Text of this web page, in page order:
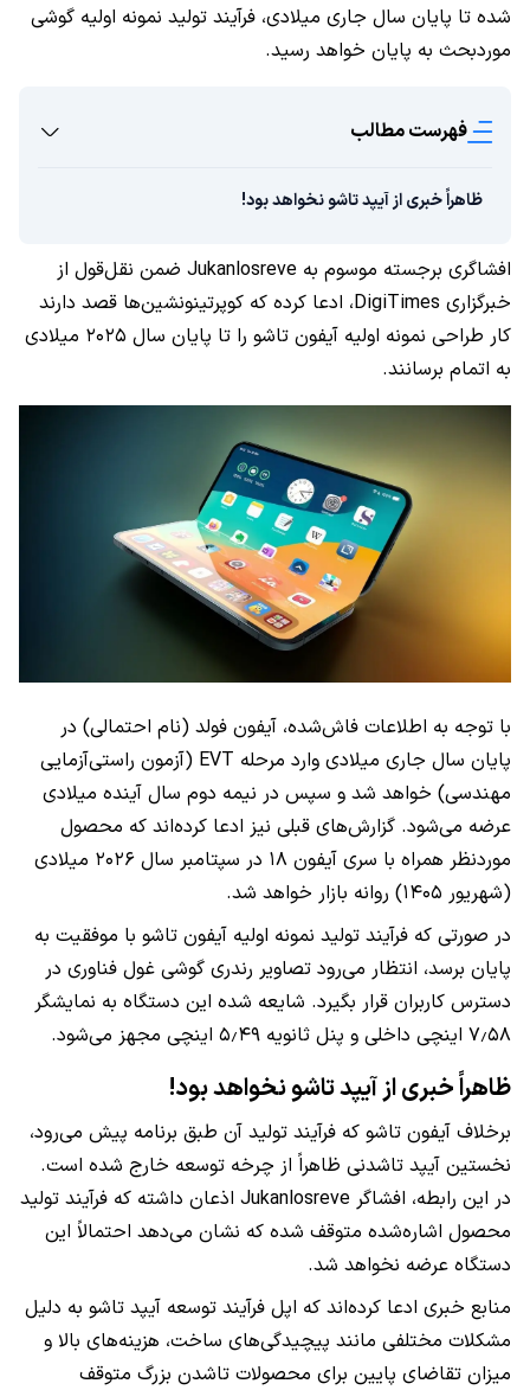
شده تا پایان سال جاری میلادی، فرآیند تولید نمونه اولیه گوشی
موردبحث به پایان خواهد رسید.
فهرست مطالب
ظاهراً خبری از آیپد تاشو نخواهد بود!
افشاگری برجسته موسوم به Jukanlosreve ضمن نقل‌قول از
خبرگزاری DigiTimes، ادعا کرده که کوپرتینونشین‌ها قصد دارند
کار طراحی نمونه اولیه آیفون تاشو را تا پایان سال ۲۰۲۵ میلادی
به اتمام برسانند.
با توجه به اطلاعات فاش‌شده، آیفون فولد (نام احتمالی) در
پایان سال جاری میلادی وارد مرحله EVT (آزمون راستی‌آزمایی
مهندسی) خواهد شد و سپس در نیمه دوم سال آینده میلادی
عرضه می‌شود. گزارش‌های قبلی نیز ادعا کرده‌اند که محصول
موردنظر همراه با سری آیفون ۱۸ در سپتامبر سال ۲۰۲۶ میلادی
(شهریور ۱۴۰۵) روانه بازار خواهد شد.
در صورتی که فرآیند تولید نمونه اولیه آیفون تاشو با موفقیت به
پایان برسد، انتظار می‌رود تصاویر رندری گوشی غول فناوری در
دسترس کاربران قرار بگیرد. شایعه شده این دستگاه به نمایشگر
۷٫۵۸ اینچی داخلی و پنل ثانویه ۵٫۴۹ اینچی مجهز می‌شود.
ظاهراً خبری از آیپد تاشو نخواهد بود!
برخلاف آیفون تاشو که فرآیند تولید آن طبق برنامه پیش می‌رود،
نخستین آیپد تاشدنی ظاهراً از چرخه توسعه خارج شده است.
در این رابطه، افشاگر Jukanlosreve اذعان داشته که فرآیند تولید
محصول اشاره‌شده متوقف شده که نشان می‌دهد احتمالاً این
دستگاه عرضه نخواهد شد.
منابع خبری ادعا کرده‌اند که اپل فرآیند توسعه آیپد تاشو به دلیل
مشکلات مختلفی مانند پیچیدگی‌های ساخت، هزینه‌های بالا و
میزان تقاضای پایین برای محصولات تاشدن بزرگ متوقف